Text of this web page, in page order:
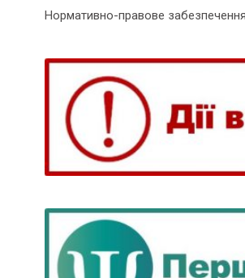
Нормативно-правове